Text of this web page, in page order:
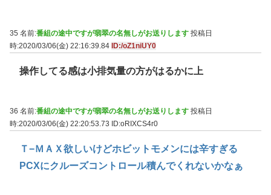
35 名前:番組の途中ですが翡翠の名無しがお送りします 投稿日
時:2020/03/06(金) 22:16:39.84 ID:/oZ1niUY0
操作してる感は小排気量の方がはるかに上
36 名前:番組の途中ですが翡翠の名無しがお送りします 投稿日
時:2020/03/06(金) 22:20:53.73 ID:oRIXCS4r0
Ｔ−ＭＡＸ欲しいけどホビットモメンには辛すぎる
PCXにクルーズコントロール積んでくれないかなぁ